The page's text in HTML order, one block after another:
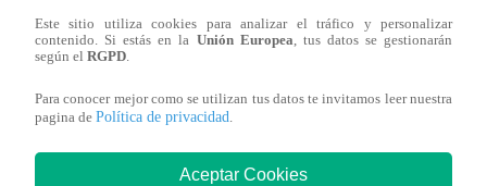
EnLatina Digitalconversamos conPeláezsobre lo que
entretenimiento que llegará muy pronto a nuestras
lo encuentra mucho más maduro, tanto en lo personal
Gran Chef Famosos”.
Este sitio utiliza cookies para analizar el tráfico y personalizar
contenido. Si estás en la Unión Europea, tus datos se gestionarán
según el RGPD.
Para conocer mejor como se utilizan tus datos te invitamos leer nuestra
pagina de Política de privacidad.
Aceptar Cookies